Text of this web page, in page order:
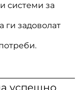
системи за
задоволат
успешно